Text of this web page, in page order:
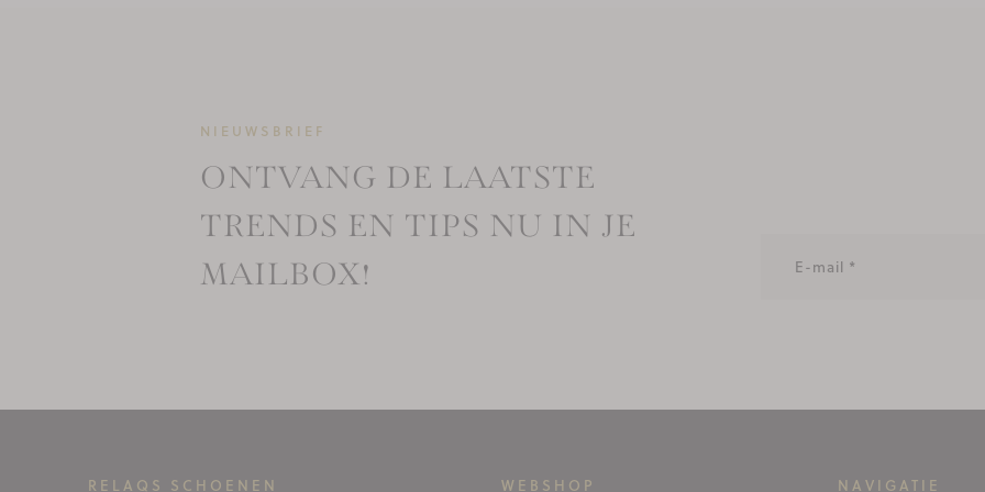
NIEUWSBRIEF
ONTVANG DE LAATSTE
TRENDS EN TIPS NU IN JE
MAILBOX!
RELAQS SCHOENEN WEBSHOP NAVIGATIE